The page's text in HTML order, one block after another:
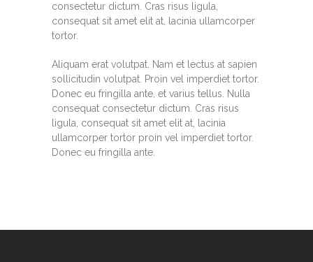
consectetur dictum. Cras risus ligula,
consequat sit amet elit at, lacinia ullamcorper
tortor.
Aliquam erat volutpat. Nam et lectus at sapien
sollicitudin volutpat. Proin vel imperdiet tortor.
Donec eu fringilla ante, et varius tellus. Nulla
consequat consectetur dictum. Cras risus
ligula, consequat sit amet elit at, lacinia
ullamcorper tortor proin vel imperdiet tortor.
Donec eu fringilla ante.